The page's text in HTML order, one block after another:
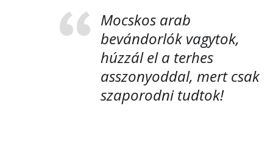
Mocskos arab
bevándorlók vagytok,
húzzál el a terhes
asszonyoddal, mert csak
szaporodni tudtok!